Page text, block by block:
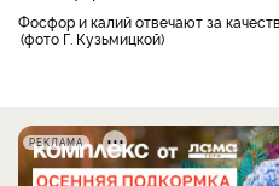
Фосфор и калий отвечают за
фото Г. Кузьмицкой
РЕКЛАМА